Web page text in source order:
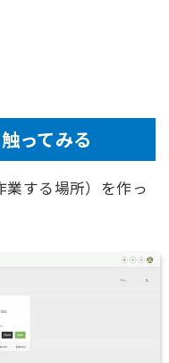
ってみる
する場所）を作っ